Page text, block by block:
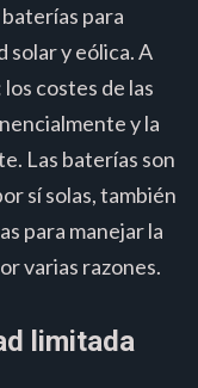
para
solar y eólica. A
costes de las
y la
Las baterías son
sí solas, también
para manejar la
varias razones.
limitada